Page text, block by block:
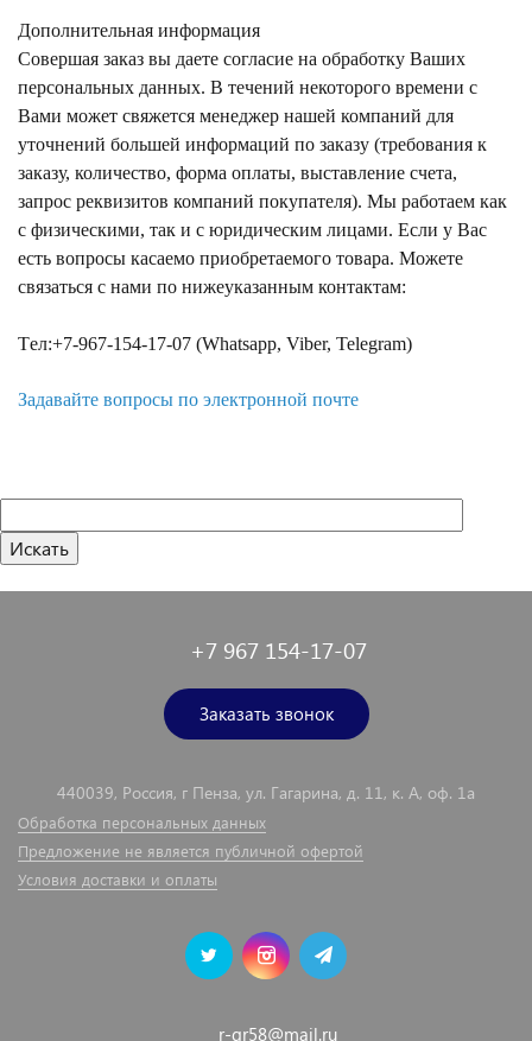
Дополнительная информация
Совершая заказ вы даете согласие на обработку Ваших
персональных данных. В течений некоторого времени с
Вами может свяжется менеджер нашей компаний для
уточнений большей информаций по заказу (требования к
заказу, количество, форма оплаты, выставление счета,
запрос реквизитов компаний покупателя). Мы работаем как
с физическими, так и с юридическим лицами. Если у Вас
есть вопросы касаемо приобретаемого товара. Можете
связаться с нами по нижеуказанным контактам:
Tел:+7-967-154-17-07 (Whatsapp, Viber, Telegram)
Задавайте вопросы по электронной почте
+7 967 154-17-07
Заказать звонок
440039, Россия, г Пенза, ул. Гагарина, д. 11, к. А, оф. 1а
Обработка персональных данных
Предложение не является публичной офертой
Условия доставки и оплаты
r-gr58@mail.ru